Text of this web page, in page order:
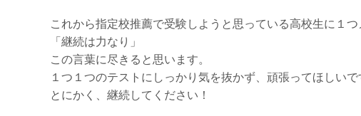
これから指定校推薦で受験しようと思っている高校生に１
「継続は力なり」
この言葉に尽きると思います。
１つ１つのテストにしっかり気を抜かず、頑張ってほしいで
とにかく、継続してください！